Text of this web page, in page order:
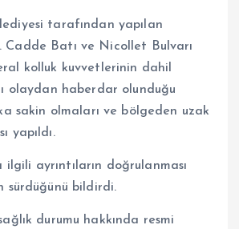
tarafından yapılan
Cadde Batı ve Nicollet Bulvarı
kolluk kuvvetlerinin dahil
olaydan haberdar olunduğu
sakin olmaları ve bölgeden uzak
yapıldı.
ayrıntıların doğrulanması
sürdüğünü bildirdi.
durumu hakkında resmi